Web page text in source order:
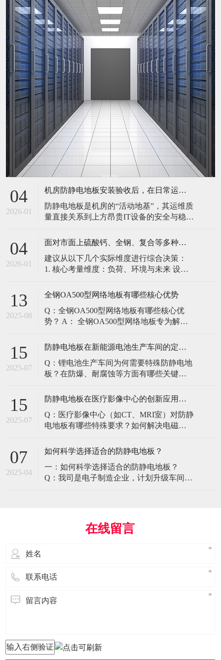
04
2026-01
机房防静电地板安装验收后，在日常运维中常常被忽视。请问，一套规范的、可操作的维护规程应包含哪些内容？有哪些“小问题”若不及时处理，会演变成“大故障”？
防静电地板是机房的“活动地基”，其运维质
量直接关系到上方昂贵IT设备的安全与稳
修，是保障其长期可靠的关键。 1. 建立分
由值班工程师执行）： 观： 巡检时观察地
面有无明显的水渍、油污或其它液体泼
04
2026-01
面对市面上硫酸钙、全钢、复合等多种类型的机房防静电地板，我们该如何科学选型？除了预算，更应该从哪些实际维度进行考量，以避免“过度配置”或“配置不足”？
建议从以下几个实际维度进行综合决策：
1. 核心考量维度：负荷、环境与未来 设备
您必须计算机房规划区域内最重设备的单
点载荷（通常指服务器机柜的支脚压
力）。 轻型机房（标准服务器/网络柜）：
单点载荷通常在1960N，主流的优质复合地
13
2025-08
全钢OA500型网络地板有哪些核心优势
Q：全钢OA500型网络地板有哪些核心优
势？ A： 全钢OA500型网络地板专为解决
以下核心优势： 高强度结构：采用优质冷
轧钢板拉伸焊接成型，表面磷化后静电喷
塑，防锈耐磨，承重性能优异。 便捷布
线：配套活动线槽板设计，可轻松掀起盖
15
2025-07
防静电地板在新能源电池生产车间的定制化解决方案
Q：锂电池生产车间为何需要特殊防静电地
板？在防爆、耐腐蚀等方面有哪些关键技
环境并存的特殊场景，需要全方位防护方
境要求 • 防爆等级：Ex IIB T4（ATEX认
证） • 静电泄放速度：<0.
15
2025-07
防静电地板在医疗影像中心的创新应用方案
Q：医疗影像中心（如CT、MRI室）对防静
电地板有哪些特殊要求？如何解决电磁干
环境特殊性对防静电地板提出了前所未有
疗影像环境的特殊需求 电磁兼容性要求 •
MRI室需完全无磁：磁化率<0.001（
07
2025-04
如何科学选择适合的防静电地板？
一：如何科学选择适合的防静电地板？
Q：我司是电子制造企业，计划升级车间地
用场景、技术指标及长期维护成本综合考
量。作为深耕行业多年的广东立品地板科
在线留言